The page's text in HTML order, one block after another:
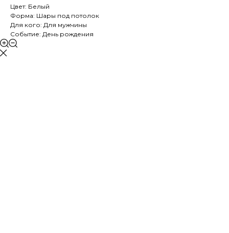
Цвет: Белый
Форма: Шары под потолок
Для кого: Для мужчины
Событие: День рождения